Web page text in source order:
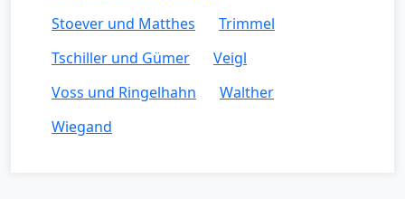
Stoever und Matthes
Trimmel
Tschiller und Gümer
Veigl
Voss und Ringelhahn
Walther
Wiegand